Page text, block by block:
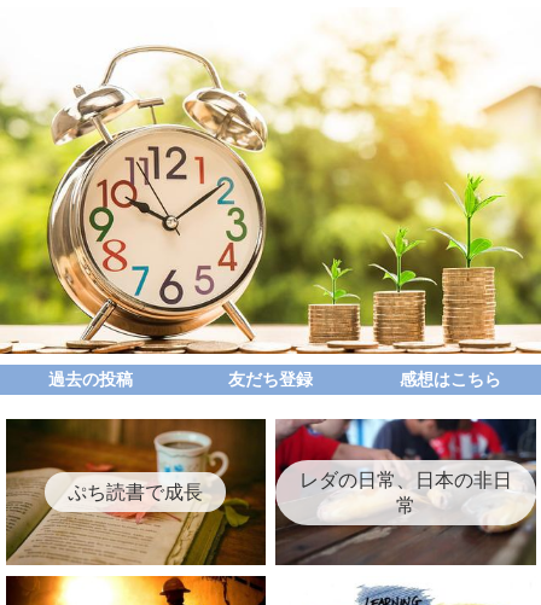
過去の投稿 友だち登録 感想はこちら
ぷち読書で成長
レダの日常、日本の非日
常